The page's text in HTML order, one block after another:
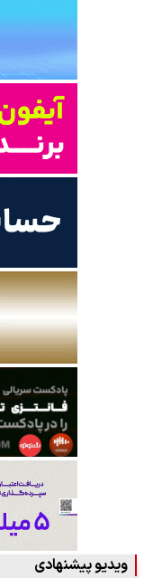
ویدیو پیشنهادی